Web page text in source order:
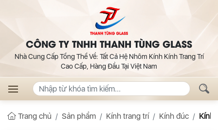
CÔNG TY TNHH THANH TÙNG GLASS
Nhà Cung Cấp Tổng Thể Về: Tất Cả Hệ Nhôm Kính Kính Trang Trí
Cao Cấp, Hàng Đầu Tại Việt Nam
Trang chủ Sản phẩm Kính trang trí Kính đúc Kính